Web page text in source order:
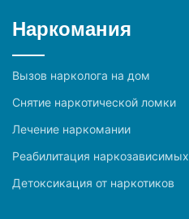
Наркомания
Вызов нарколога на дом
Снятие наркотической ломки
Лечение наркомании
Реабилитация наркозависимых
Детоксикация от наркотиков